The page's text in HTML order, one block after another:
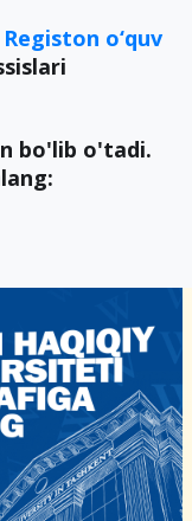
Registon o‘quv
bo'lib o'tadi.